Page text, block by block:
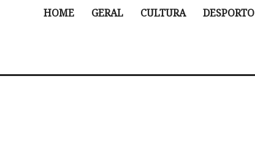
HOME GERAL CULTURA DESPORTO